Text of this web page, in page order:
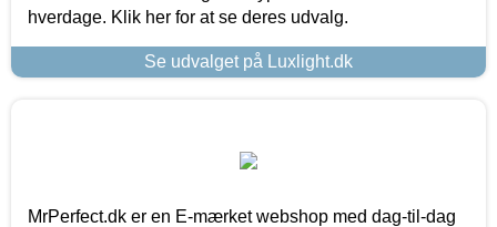
hverdage. Klik her for at se deres udvalg.
Se udvalget på Luxlight.dk
MrPerfect.dk er en E-mærket webshop med dag-til-dag